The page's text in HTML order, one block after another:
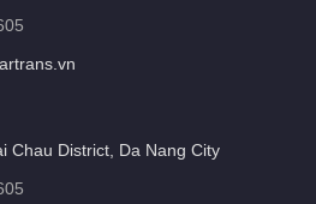
Chau District, Da Nang City